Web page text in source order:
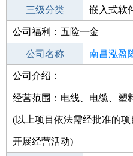
二级分类 电子/电气
三级分类 嵌入式软
其他行业
公司福利：五险一金
公司名称 南昌泓盈
公司类型
公司介绍：
经营范围：电线、电缆、塑
(以上项目依法需经批准的
开展经营活动)